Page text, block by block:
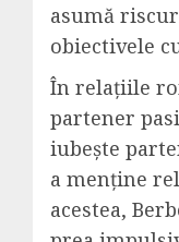
asumă
obiectivele
În relațiile
partener
iubește
a menține
acestea,